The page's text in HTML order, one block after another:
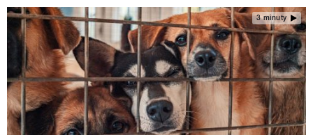
3 minuty